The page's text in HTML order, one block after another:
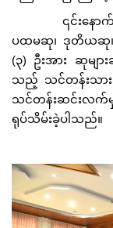
၎င်းနောက် ကေ
ပထမဆု၊ ဒုတိယဆု
(၃) ဦးအား ဆုမျာ
သည့် သင်တန်းသား
သင်တန်းဆင်းလက်
ရုပ်သိမ်းခဲ့ပါသည်။